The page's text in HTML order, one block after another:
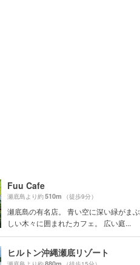
Fuu Cafe
瀬底島より約510m （徒歩9分）
瀬底島の有名店。 青い空に深い緑がまぶ
しい木々に囲まれたカフェ。 広い庭...
ヒルトン沖縄瀬底リゾート